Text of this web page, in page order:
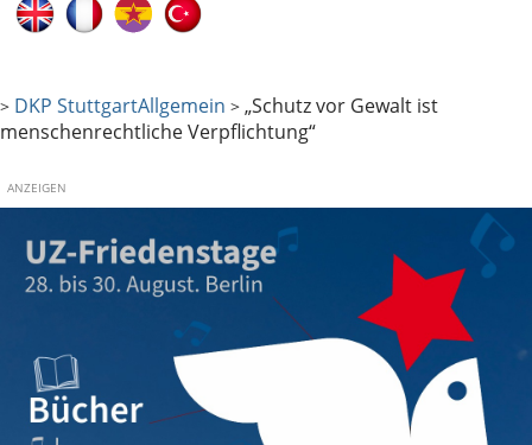
> DKP StuttgartAllgemein > „Schutz vor Gewalt ist
menschenrechtliche Verpflichtung“
ANZEIGEN